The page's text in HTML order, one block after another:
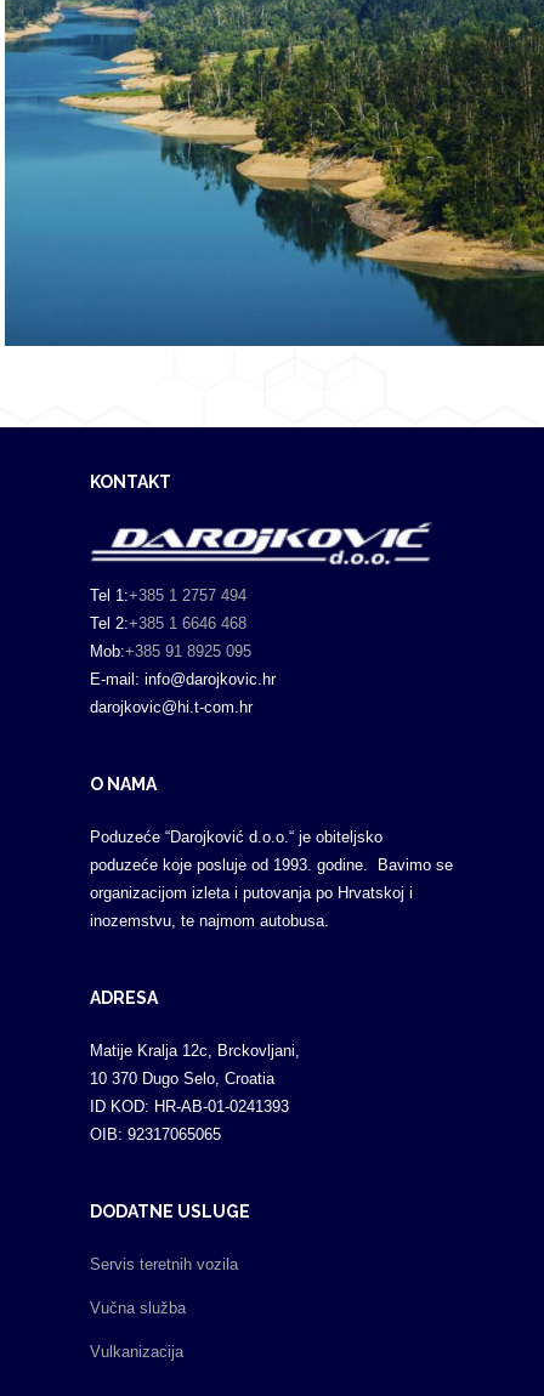
KONTAKT
Tel 1:+385 1 2757 494
Tel 2:+385 1 6646 468
Mob:+385 91 8925 095
E-mail: info@darojkovic.hr
darojkovic@hi.t-com.hr
O NAMA
Poduzeće “Darojković d.o.o.“ je obiteljsko
poduzeće koje posluje od 1993. godine. Bavimo se
organizacijom izleta i putovanja po Hrvatskoj i
inozemstvu, te najmom autobusa.
ADRESA
Matije Kralja 12c, Brckovljani,
10 370 Dugo Selo, Croatia
ID KOD: HR-AB-01-0241393
OIB: 92317065065
DODATNE USLUGE
Servis teretnih vozila
Vučna služba
Vulkanizacija